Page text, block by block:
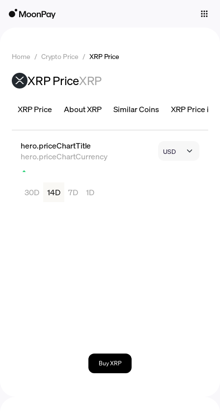
Crypto Prices
Home / Crypto Price / XRP Price
XRP PriceXRP
XRP Price About XRP Similar Coins XRP Price is
hero.priceChartTitle
hero.priceChartCurrency
30D 14D 7D 1D
Buy XRP